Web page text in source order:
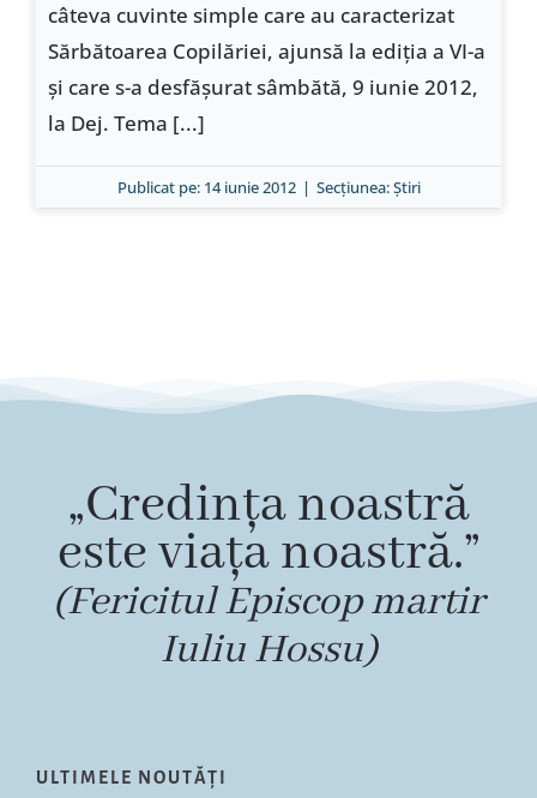
câteva cuvinte simple care au caracterizat
Sărbătoarea Copilăriei, ajunsă la ediţia a VI-a
şi care s-a desfăşurat sâmbătă, 9 iunie 2012,
la Dej. Tema [...]
Publicat pe: 14 iunie 2012 | Secțiunea:Ştiri
„Credința noastră
este viața noastră.”
(Fericitul Episcop martir
Iuliu Hossu)
ULTIMELE NOUTĂȚI